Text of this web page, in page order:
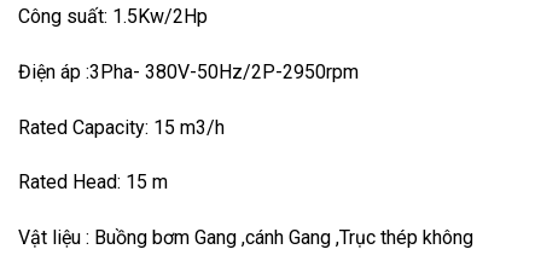
Công suất: 1.5Kw/2Hp
Điện áp :3Pha- 380V-50Hz/2P-2950rpm
Rated Capacity: 15 m3/h
Rated Head: 15 m
Vật liệu : Buồng bơm Gang ,cánh Gang ,Trục thép không